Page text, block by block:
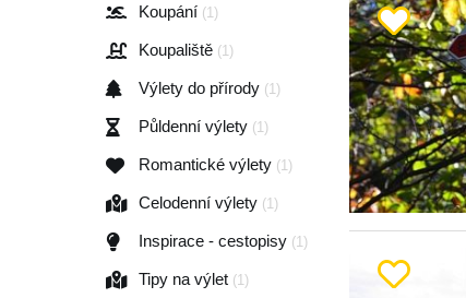
Koupání (1)
Koupaliště (1)
Výlety do přírody (1)
Půldenní výlety (1)
Romantické výlety (1)
Celodenní výlety (1)
Inspirace - cestopisy (1)
Tipy na výlet (1)